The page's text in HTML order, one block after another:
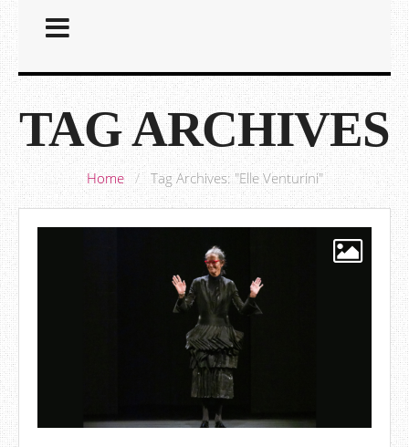
TAG ARCHIVES
Home / Tag Archives: "Elle Venturini"